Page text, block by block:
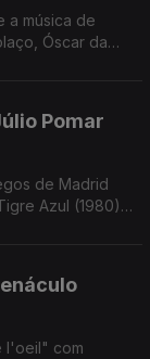
a música de
Óscar da
Pomar
de Madrid
Azul (1980)
l'oeil" com